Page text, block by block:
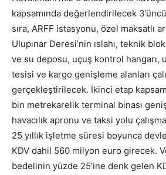
kapsamında değerlendirilecek 3’üncü
sıra, ARFF istasyonu, özel maksatlı
Ulupınar Deresi’nin ıslahı, teknik
ve su deposu, uçuş kontrol hangarı,
tesisi ve kargo genişleme alanları
gerçekleştirilecek. İkinci etap
bin metrekarelik terminal binası
havacılık apronu ve taksi yolu
25 yıllık işletme süresi boyunca
KDV dahil 560 milyon euro girecek.
bedelinin yüzde 25’ine denk gelen